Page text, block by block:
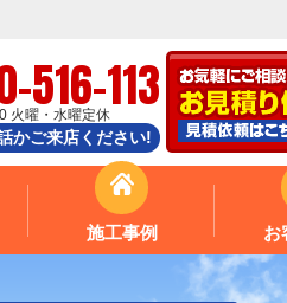
516-113
火曜・水曜定休
かご来店ください!
施工事例 お